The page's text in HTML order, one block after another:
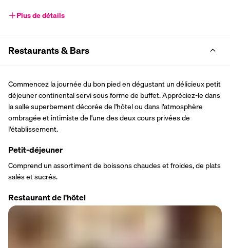
Plus de détails
Restaurants & Bars
Commencez la journée du bon pied en dégustant un délicieux petit
déjeuner continental servi sous forme de buffet. Appréciez-le dans
la salle superbement décorée de l'hôtel ou dans l'atmosphère
ombragée et intimiste de l'une des deux cours privées de
l'établissement.
Petit-déjeuner
Comprend un assortiment de boissons chaudes et froides, de plats
salés et sucrés.
Restaurant de l'hôtel